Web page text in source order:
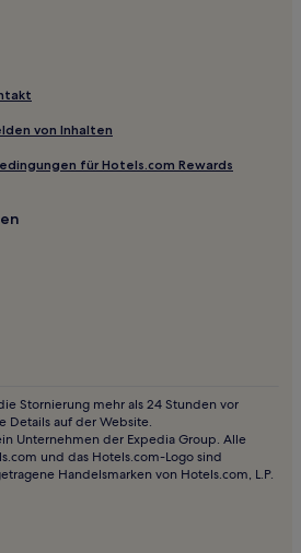
von Inhalten
für Hotels.com Rewards
Stornierung mehr als 24 Stunden vor
Details auf der Website.
Unternehmen der Expedia Group. Alle
und das Hotels.com-Logo sind
Handelsmarken von Hotels.com, L.P.